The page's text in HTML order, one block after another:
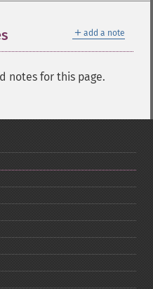
＋ add a note
notes for this page.